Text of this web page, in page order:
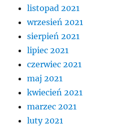
listopad 2021
wrzesień 2021
sierpień 2021
lipiec 2021
czerwiec 2021
maj 2021
kwiecień 2021
marzec 2021
luty 2021